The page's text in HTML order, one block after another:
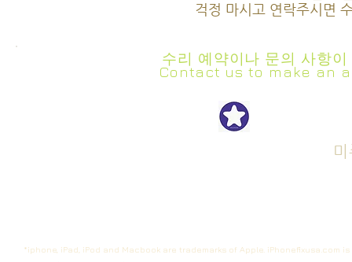
걱정 마시고 연락주시면
수리 예약이나 문의 사항
Contact us to make an
*iphone, iPad, iPod and Macbook are trademarks of Apple.